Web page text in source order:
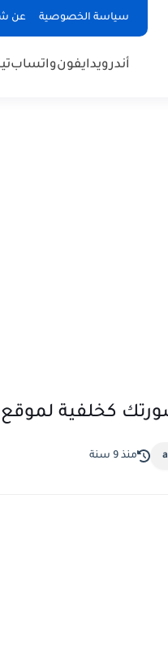
سياسة الخصوصية عن
أندرويدايفونواتساب
كخلفية
منذ 9 سنة